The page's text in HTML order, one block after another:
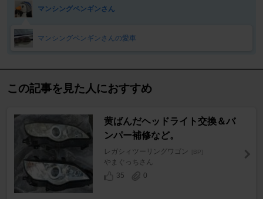
マンシングペンギンさん
マンシングペンギンさんの愛車
この記事を見た人におすすめ
黄ばんだヘッドライト交換＆バ
ンパー補修など。
レガシィツーリングワゴン [BP]
やまぐっちさん
35
0